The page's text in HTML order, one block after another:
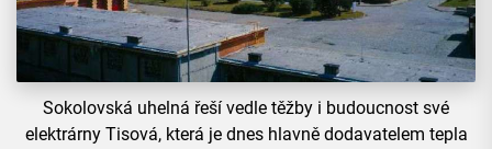
Sokolovská uhelná řeší vedle těžby i budoucnost své
elektrárny Tisová, která je dnes hlavně dodavatelem tepla